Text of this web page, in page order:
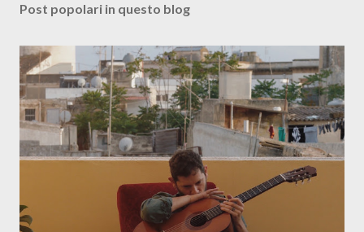
Post popolari in questo blog